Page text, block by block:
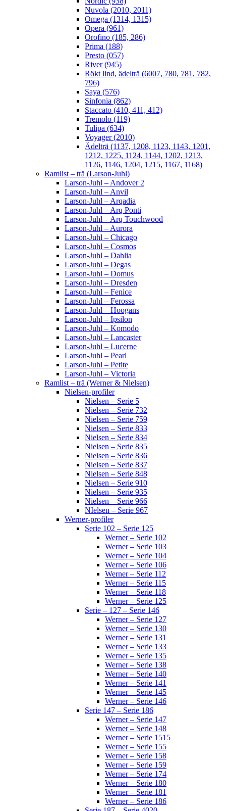
Nuvola (2010, 2011)
Omega (1314, 1315)
Opera (961)
Orofino (185, 286)
Prima (188)
Presto (057)
River (945)
Rökt lind, ädelträ (6007, 780, 781, 782,
796)
Saya (576)
Sinfonia (862)
Staccato (410, 411, 412)
Tremolo (119)
Tulipa (634)
Voyager (2010)
Ädelträ (1137, 1208, 1123, 1143, 1201,
1212, 1225, 1124, 1144, 1202, 1213,
1126, 1146, 1204, 1215, 1167, 1168)
Ramlist – trä (Larson-Juhl)
Larson-Juhl – Andover 2
Larson-Juhl – Anvil
Larson-Juhl – Arqadia
Larson-Juhl – Arq Ponti
Larson-Juhl – Arq Touchwood
Larson-Juhl – Aurora
Larson-Juhl – Chicago
Larson-Juhl – Cosmos
Larson-Juhl – Dahlia
Larson-Juhl – Degas
Larson-Juhl – Domus
Larson-Juhl – Dresden
Larson-Juhl – Fenice
Larson-Juhl – Ferossa
Larson-Juhl – Hoogans
Larson-Juhl – Ipsilon
Larson-Juhl – Komodo
Larson-Juhl – Lancaster
Larson-Juhl – Lucerne
Larson-Juhl – Pearl
Larson-Juhl – Petite
Larson-Juhl – Victoria
Ramlist – trä (Werner & Nielsen)
Nielsen-profiler
Nielsen – Serie 5
Nielsen – Serie 732
Nielsen – Serie 759
Nielsen – Serie 833
Nielsen – Serie 834
Nielsen – Serie 835
Nielsen – Serie 836
Nielsen – Serie 837
Nielsen – Serie 848
Nielsen – Serie 910
Nielsen – Serie 935
Nielsen – Serie 966
NIelsen – Serie 967
Werner-profiler
Serie 102 – Serie 125
Werner – Serie 102
Werner – Serie 103
Werner – Serie 104
Werner – Serie 106
Werner – Serie 112
Werner – Serie 115
Werner – Serie 118
Werner – Serie 125
Serie – 127 – Serie 146
Werner – Serie 127
Werner – Serie 130
Werner – Serie 131
Werner – Serie 133
Werner – Serie 135
Werner – Serie 138
Werner – Serie 140
Werner – Serie 141
Werner – Serie 145
Werner – Serie 146
Serie 147 – Serie 186
Werner – Serie 147
Werner – Serie 148
Werner – Serie 1515
Werner – Serie 155
Werner – Serie 158
Werner – Serie 159
Werner – Serie 174
Werner – Serie 180
Werner – Serie 181
Werner – Serie 186